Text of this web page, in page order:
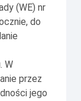
(WE) nr
do
W
przez
jego